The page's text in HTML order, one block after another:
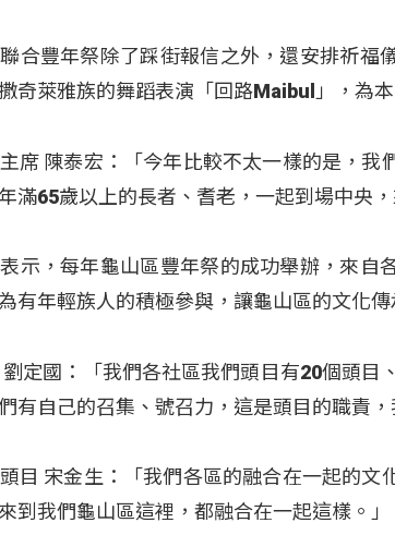
合豐年祭除了踩街報信之外，還安排祈福
奇萊雅族的舞蹈表演「回路Maibul」，為
席 陳泰宏：「今年比較不太一樣的是，我
滿65歲以上的長者、耆老，一起到場中央，
示，每年龜山區豐年祭的成功舉辦，來自
有年輕族人的積極參與，讓龜山區的文化傳
定國：「我們各社區我們頭目有20個頭目
有自己的召集、號召力，這是頭目的職責，
目 宋金生：「我們各區的融合在一起的文
到我們龜山區這裡，都融合在一起這樣。」